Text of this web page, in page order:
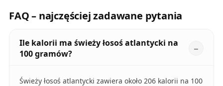
FAQ – najczęściej zadawane pytania
Ile kalorii ma świeży łosoś atlantycki na
100 gramów?
Świeży łosoś atlantycki zawiera około 206 kalorii na 100